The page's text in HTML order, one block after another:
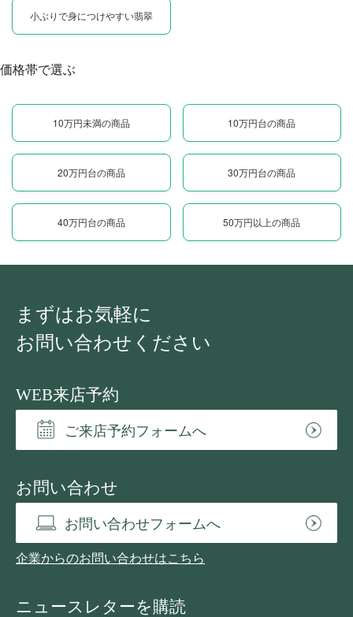
小ぶりで身につけやすい翡翠
価格帯で選ぶ
10万円未満の商品 10万円台の商品
20万円台の商品 30万円台の商品
40万円台の商品 50万円以上の商品
まずはお気軽に
お問い合わせください
WEB来店予約
ご来店予約フォームへ
お問い合わせ
お問い合わせフォームへ
企業からのお問い合わせはこちら
ニュースレターを購読